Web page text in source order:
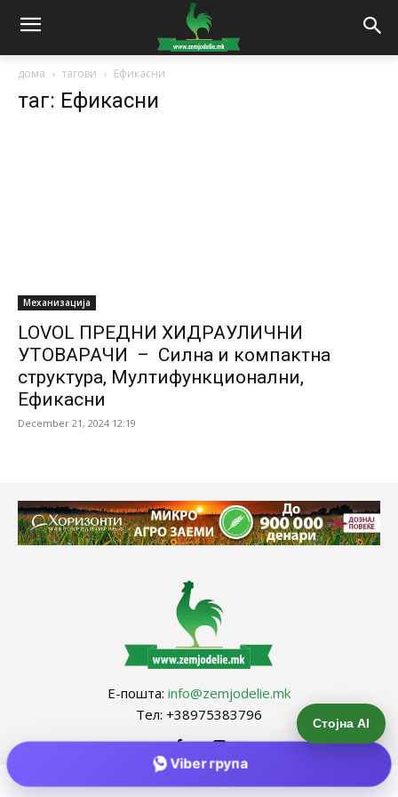
дома тагови Ефикасни
таг: Ефикасни
Механизација
LOVOL ПРЕДНИ ХИДРАУЛИЧНИ
УТОВАРАЧИ – Силна и компактна
структура, Мултифункционални,
Ефикасни
December 21, 2024 12:19
Е-пошта: info@zemjodelie.mk
Тел: +38975383796
Стојна AI
Viber група